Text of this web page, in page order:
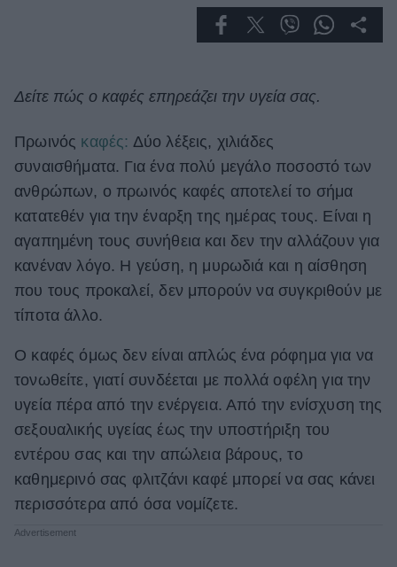
Cooking
Green
Αφιερώματα
ΒΟΞ
Women's Forum
Hautes Grecians
Γάμος
Δείτε πώς ο καφές επηρεάζει την υγεία σας.
Πρωινός καφές: Δύο λέξεις, χιλιάδες
συναισθήματα. Για ένα πολύ μεγάλο ποσοστό των
ανθρώπων, ο πρωινός καφές αποτελεί το σήμα
κατατεθέν για την έναρξη της ημέρας τους. Είναι η
αγαπημένη τους συνήθεια και δεν την αλλάζουν για
κανέναν λόγο. Η γεύση, η μυρωδιά και η αίσθηση
που τους προκαλεί, δεν μπορούν να συγκριθούν με
τίποτα άλλο.
Ο καφές όμως δεν είναι απλώς ένα ρόφημα για να
τονωθείτε, γιατί συνδέεται με πολλά οφέλη για την
υγεία πέρα ​​από την ενέργεια. Από την ενίσχυση της
σεξουαλικής υγείας έως την υποστήριξη του
εντέρου σας και την απώλεια βάρους, το
καθημερινό σας φλιτζάνι καφέ μπορεί να σας κάνει
περισσότερα από όσα νομίζετε.